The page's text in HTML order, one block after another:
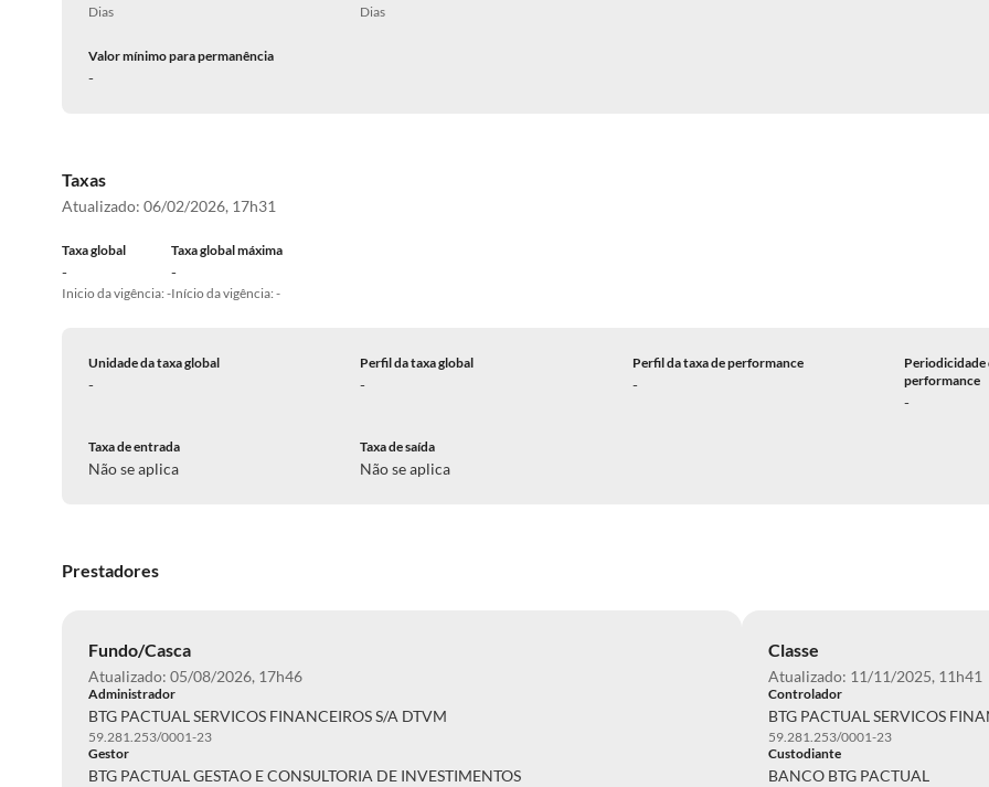
Dias Dias
Valor mínimo para permanência
-
Taxas
Atualizado: 06/02/2026, 17h31
Taxa global
-
Inicio da vigência: -
Taxa global máxima
-
Início da vigência: -
Unidade da taxa global
-
Perfil da taxa global
-
Perfil da taxa de performance
-
Periodicidade
performance
-
Taxa de entrada
Não se aplica
Taxa de saída
Não se aplica
Prestadores
Fundo/Casca
Atualizado: 05/08/2026, 17h46
Administrador
BTG PACTUAL SERVICOS FINANCEIROS S/A DTVM
59.281.253/0001-23
Gestor
BTG PACTUAL GESTAO E CONSULTORIA DE INVESTIMENTOS
Classe
Atualizado: 11/11/2025, 11h41
Controlador
BTG PACTUAL SERVICOS
59.281.253/0001-23
Custodiante
BANCO BTG PACTUAL